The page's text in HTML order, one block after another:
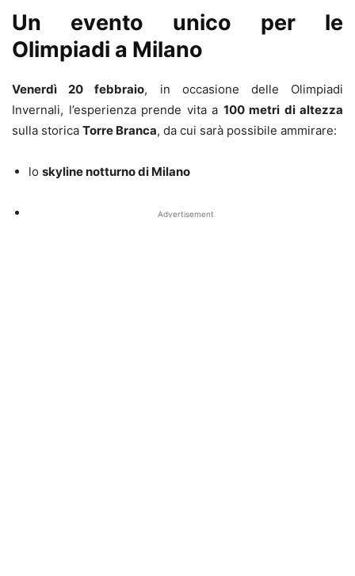
Un evento unico per le
Olimpiadi a Milano
Venerdì 20 febbraio, in occasione delle Olimpiadi
Invernali, l’esperienza prende vita a 100 metri di altezza
sulla storica Torre Branca, da cui sarà possibile ammirare:
lo skyline notturno di Milano
Advertisement